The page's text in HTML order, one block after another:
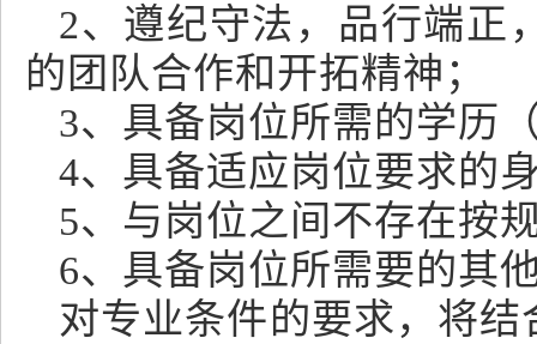
2、遵纪守法，品行端正
的团队合作和开拓精神；
3、具备岗位所需的学历
4、具备适应岗位要求的
5、与岗位之间不存在按
6、具备岗位所需要的其
对专业条件的要求，将